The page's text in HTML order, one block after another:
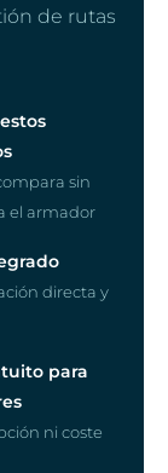
de rutas
sin
el armador
directa y
para
ni coste